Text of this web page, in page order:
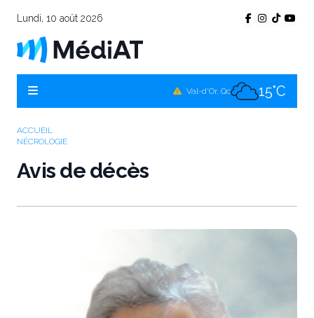
Lundi, 10 août 2026
Val-d'Or, Qc 15°C
ACCUEIL
NÉCROLOGIE
Avis de décès